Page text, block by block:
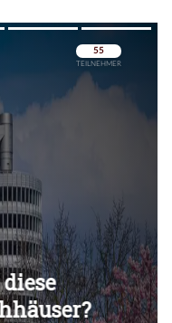
Überspringen
Überspringen